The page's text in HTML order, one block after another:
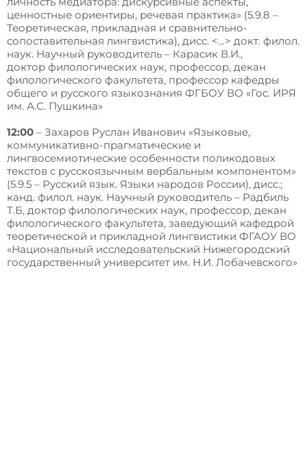
ценностные ориентиры, речевая практика» (5.9.8 –
Теоретическая, прикладная и сравнительно-
сопоставительная лингвистика), дисс. <…> докт. филол.
наук. Научный руководитель – Карасик В.И.,
доктор филологических наук, профессор, декан
филологического факультета, профессор кафедры
общего и русского языкознания ФГБОУ ВО «Гос. ИРЯ
им. А.С. Пушкина»
12:00 – Захаров Руслан Иванович «Языковые,
коммуникативно-прагматические и
лингвосемиотические особенности поликодовых
текстов с русскоязычным вербальным компонентом»
(5.9.5 – Русский язык. Языки народов России), дисс.;
канд. филол. наук. Научный руководитель – Радбиль
Т.Б, доктор филологических наук, профессор, декан
филологического факультета, заведующий кафедрой
теоретической и прикладной лингвистики ФГАОУ ВО
«Национальный исследовательский Нижегородский
государственный университет им. Н.И. Лобачевского»